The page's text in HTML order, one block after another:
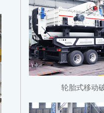
轮胎式移动